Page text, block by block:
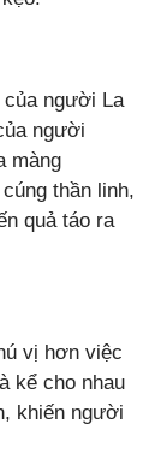
của người La
người
màng
thần linh,
quả táo ra
vị hơn việc
kể cho nhau
khiến người